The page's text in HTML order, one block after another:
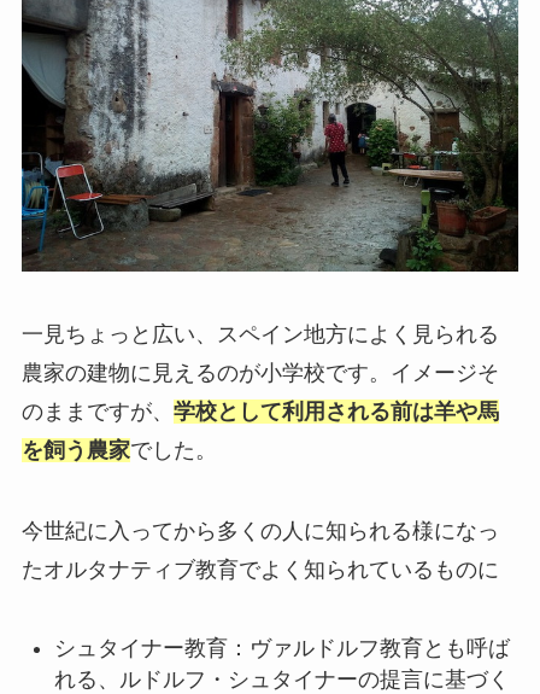
一見ちょっと広い、スペイン地方によく見られる
農家の建物に見えるのが小学校です。イメージそ
のままですが、 学校として利用される前は羊や馬
を飼う農家でした。
今世紀に入ってから多くの人に知られる様になっ
たオルタナティブ教育でよく知られているものに
シュタイナー教育：ヴァルドルフ教育とも呼ば
れる、ルドルフ・シュタイナーの提言に基づく